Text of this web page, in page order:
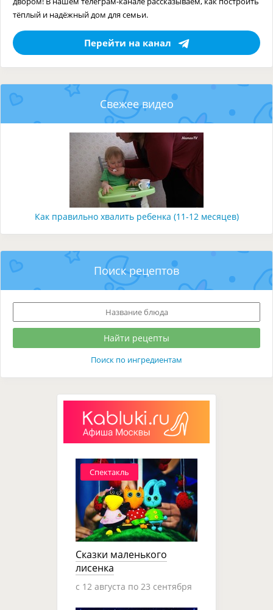
тёплый и надёжный дом для семьи.
Перейти на канал
Свежее видео
Как правильно хвалить ребенка (11-12 месяцев)
Поиск рецептов
Поиск по ингредиентам
Спектакль
Сказки маленького
лисенка
c 12 августа по 23 сентября